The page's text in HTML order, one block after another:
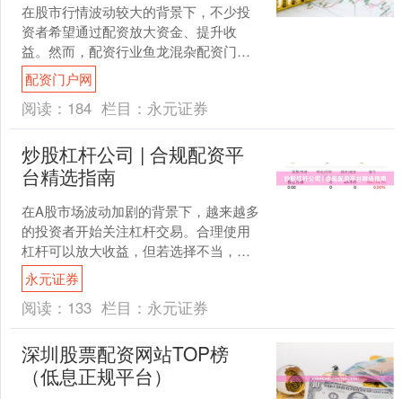
在股市行情波动较大的背景下，不少投
资者希望通过配资放大资金、提升收
益。然而，配资行业鱼龙混杂配资门户
网，新手开户时若缺乏辨别能力，很容
易踩坑。本文从实操角度出发....
配资门户网
阅读： 184 栏目： 永元证券
炒股杠杆公司 | 合规配资平
台精选指南
在A股市场波动加剧的背景下，越来越多
的投资者开始关注杠杆交易。合理使用
杠杆可以放大收益，但若选择不当，也
可能带来较大风险。本文将为您梳理合
规配资平台的筛选标准，....
永元证券
阅读： 133 栏目： 永元证券
深圳股票配资网站TOP榜
（低息正规平台）